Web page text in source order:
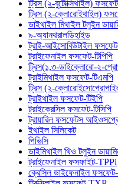
ট্রিস (২-বুটোক্সিথাইল)
ট্রিস (২-ক্লোরোইথাইল)
ডাইথাইল মিথাইল টলুইন
৯-অ্যানথ্রালডিহাইড
ট্রাই-আইসোবিউটাইল
ট্রাইফেনাইল ফসফেট-টিপিপি
ট্রিস(১,৩-ডাইক্লোরো-২-
ট্রাইমিথাইল ফসফেট-টিএমপি
ট্রিস (২-
ট্রাইথাইল ফসফেট-টিইপি
ট্রাইক্রেসিল ফসফেট-টিসিপি
ট্রায়ারিল ফসফেটস
ইথাইল সিলিকেট
পিভিসি
ডাইমিথাইল থিও টলুইন
ট্রাইফেনাইল ফসফাইট-TPPi
ক্রেসিল ডাইফেনাইল ফসফেট-